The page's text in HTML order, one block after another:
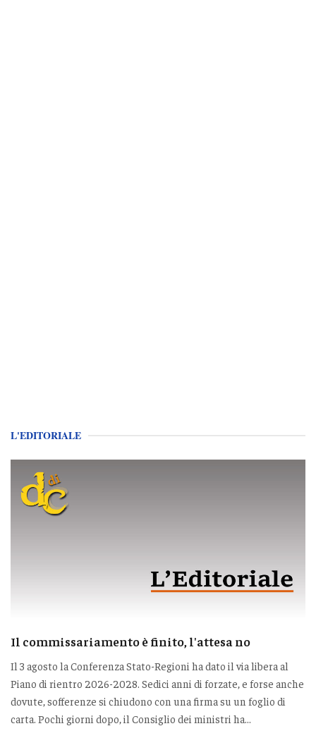
L'EDITORIALE
Il commissariamento è finito, l'attesa no
Il 3 agosto la Conferenza Stato-Regioni ha dato il via libera al
Piano di rientro 2026-2028. Sedici anni di forzate, e forse anche
dovute, sofferenze si chiudono con una firma su un foglio di
carta. Pochi giorni dopo, il Consiglio dei ministri ha...